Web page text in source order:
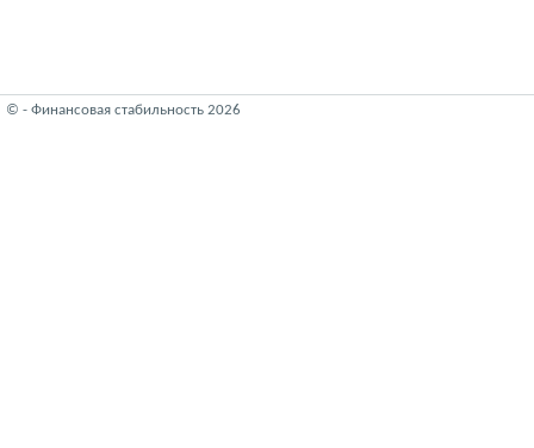
© - Финансовая стабильность 2026